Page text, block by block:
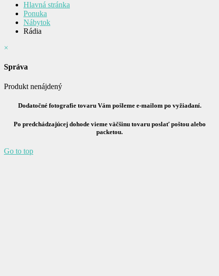
Hlavná stránka
Ponuka
Nábytok
Rádia
×
Správa
Produkt nenájdený
Dodatočné fotografie tovaru Vám pošleme e-mailom po vyžiadaní.
Po predchádzajúcej dohode vieme väčšinu tovaru poslať poštou alebo
packetou.
Go to top